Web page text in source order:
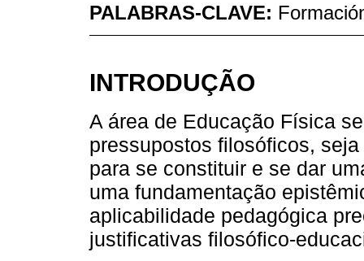
PALABRAS-CLAVE:
INTRODUÇÃO
A área de Educação Física
pressupostos filosóficos,
para se constituir e se dar
uma fundamentação
aplicabilidade pedagógica
justificativas filosófico-